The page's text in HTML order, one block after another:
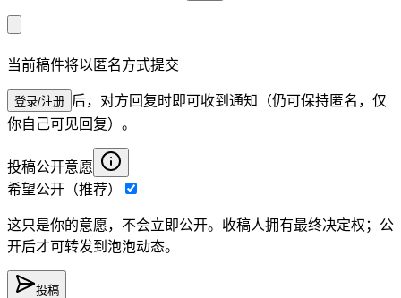
当前稿件将以匿名方式提交
登录/注册 后，对方回复时即可收到通知（仍可保持匿名，仅
你自己可见回复）。
投稿公开意愿
希望公开（推荐）
这只是你的意愿，不会立即公开。收稿人拥有最终决定权；公
开后才可转发到泡泡动态。
投稿